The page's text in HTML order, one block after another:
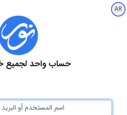
AR
حساب واحد لجميع